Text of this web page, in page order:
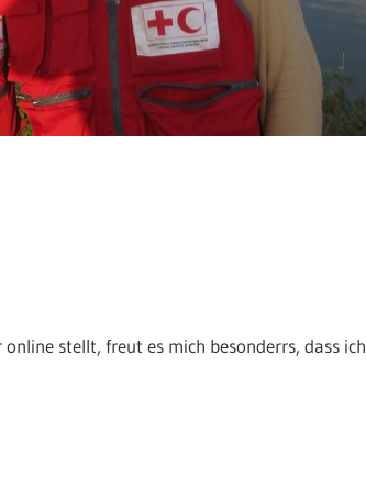
stellt, freut es mich besonderrs, dass ich